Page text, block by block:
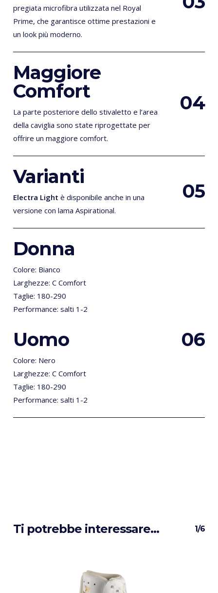
pregiata microfibra utilizzata nel Royal
Prime, che garantisce ottime prestazioni e
un look più moderno.
Maggiore
Comfort
La parte posteriore dello stivaletto e l’area
della caviglia sono state riprogettate per
offrire un maggiore comfort.
04
Varianti
Electra Light è disponibile anche in una
versione con lama Aspirational.
05
Donna
Colore: Bianco
Larghezze: C Comfort
Taglie: 180-290
Performance: salti 1-2
Uomo
Colore: Nero
Larghezze: C Comfort
Taglie: 180-290
Performance: salti 1-2
06
Ti potrebbe interessare… 1/6